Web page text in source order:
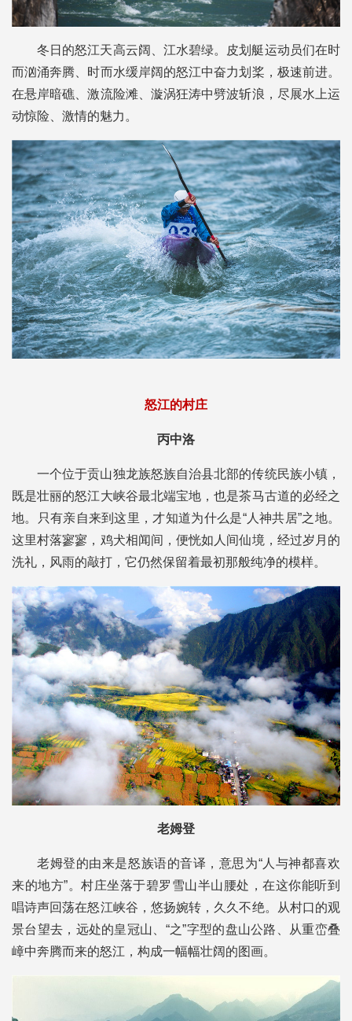
冬日的怒江天高云阔、江水碧绿。皮划艇运动员们在时
而汹涌奔腾、时而水缓岸阔的怒江中奋力划桨，极速前进。
在悬岸暗礁、激流险滩、漩涡狂涛中劈波斩浪，尽展水上运
动惊险、激情的魅力。
怒江的村庄
丙中洛
一个位于贡山独龙族怒族自治县北部的传统民族小镇，
既是壮丽的怒江大峡谷最北端宝地，也是茶马古道的必经之
地。只有亲自来到这里，才知道为什么是“人神共居”之地。
这里村落寥寥，鸡犬相闻间，便恍如人间仙境，经过岁月的
洗礼，风雨的敲打，它仍然保留着最初那般纯净的模样。
老姆登
老姆登的由来是怒族语的音译，意思为“人与神都喜欢
来的地方”。村庄坐落于碧罗雪山半山腰处，在这你能听到
唱诗声回荡在怒江峡谷，悠扬婉转，久久不绝。从村口的观
景台望去，远处的皇冠山、“之”字型的盘山公路、从重峦叠
嶂中奔腾而来的怒江，构成一幅幅壮阔的图画。